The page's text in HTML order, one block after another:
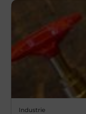
Industrie